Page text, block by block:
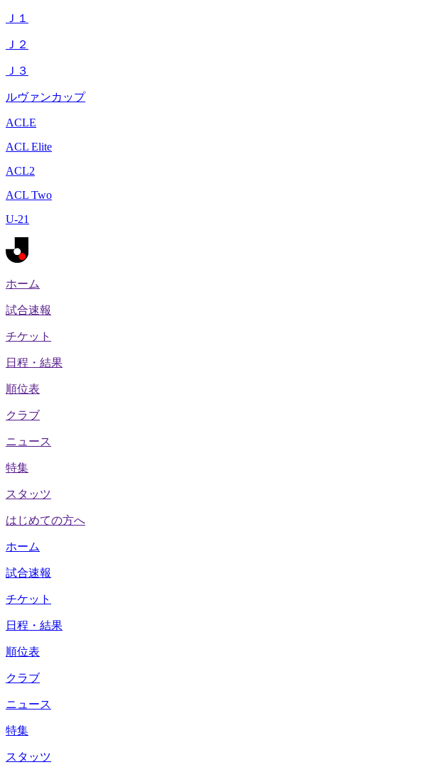
Ｊ１
Ｊ２
Ｊ３
ルヴァンカップ
ACLE
ACL Elite
ACL2
ACL Two
U-21
ホーム
試合速報
チケット
日程・結果
順位表
クラブ
ニュース
特集
スタッツ
はじめての方へ
ホーム
試合速報
チケット
日程・結果
順位表
クラブ
ニュース
特集
スタッツ